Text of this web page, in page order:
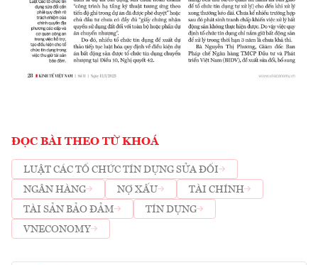
ĐỌC BÀI THEO TỪ KHOÁ
LUẬT CÁC TỔ CHỨC TÍN DỤNG SỬA ĐỔI
NGÂN HÀNG
NỢ XẤU
TÀI CHÍNH
TÀI SẢN BẢO ĐẢM
TÍN DỤNG
VNECONOMY